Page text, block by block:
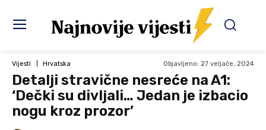
Vijesti Hrvatska Objavljeno: 27 veljače, 2024
Detalji stravične nesreće na A1:
‘Dečki su divljali… Jedan je izbacio
nogu kroz prozor’